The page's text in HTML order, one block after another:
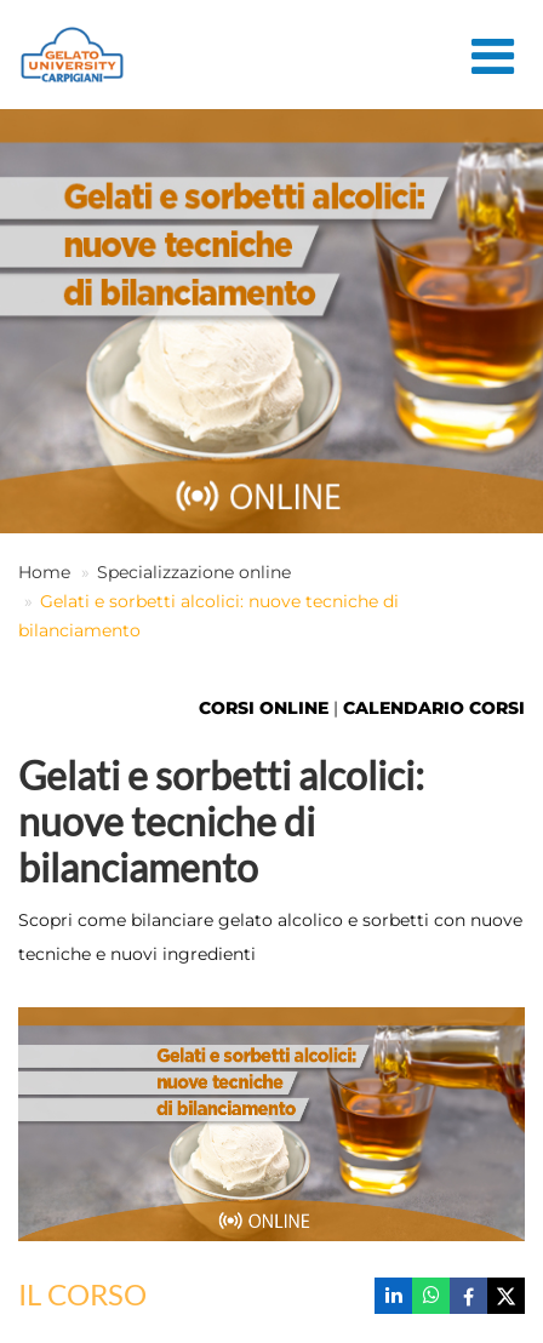
LA SCUOLA
CORSI ONLINE
CORSI
CONSULENZE
JOB CENTER
CONTATTI
ACCEDI
IT
Home
Specializzazione online
Gelati e sorbetti alcolici: nuove tecniche di
bilanciamento
CORSI ONLINE | CALENDARIO CORSI
Gelati e sorbetti alcolici:
nuove tecniche di
bilanciamento
Scopri come bilanciare gelato alcolico e sorbetti con nuove
tecniche e nuovi ingredienti
IL CORSO